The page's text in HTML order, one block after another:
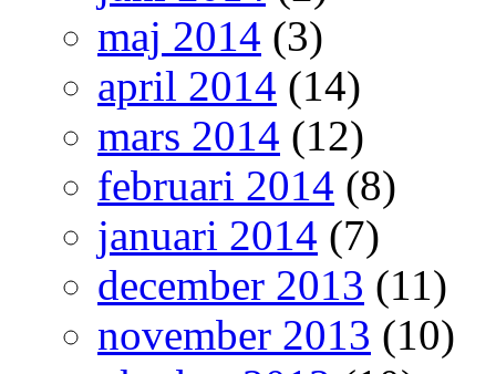
maj 2014 (3)
april 2014 (14)
mars 2014 (12)
februari 2014 (8)
januari 2014 (7)
december 2013 (11)
november 2013 (10)